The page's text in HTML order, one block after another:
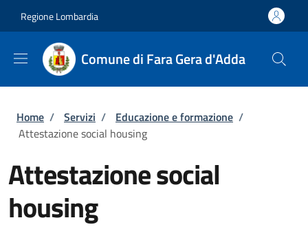
Regione Lombardia
Comune di Fara Gera d'Adda
Briciole di pane
Home / Servizi / Educazione e formazione /
Attestazione social housing
Attestazione social
housing